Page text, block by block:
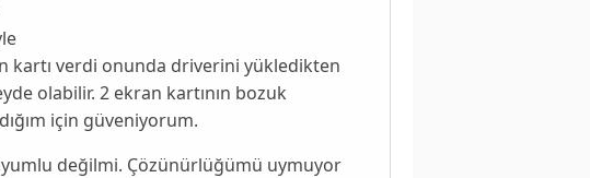
kartı verdi onunda driverini yükledikten
olabilir. 2 ekran kartının bozuk
için güveniyorum.
değilmi. Çözünürlüğümü uymuyor